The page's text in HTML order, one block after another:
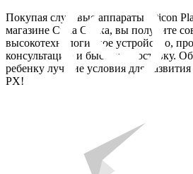
Покупая слуховые аппараты Oticon
магазине Сила Слуха, вы получите
высокотехнологичное устройство,
консультацию и быструю доставку.
ребенку лучшие условия для
PX!